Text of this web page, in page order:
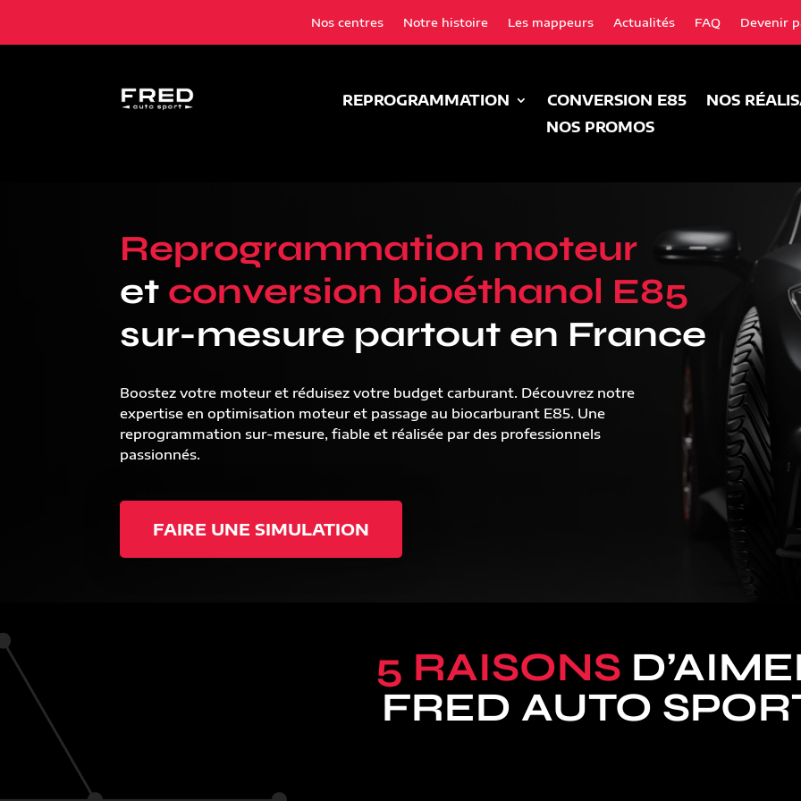
Nos centres Notre histoire Les mappeurs Actualités FAQ Devenir
REPROGRAMMATION CONVERSION E85
NOS
NOS PROMOS
Reprogrammation moteur
et conversion bioéthanol E85
sur-mesure partout en France
Boostez votre moteur et réduisez votre budget carburant. Découvrez notre
expertise en optimisation moteur et passage au biocarburant E85. Une
reprogrammation sur-mesure, fiable et réalisée par des professionnels
passionnés.
FAIRE UNE SIMULATION
5 RAISONS
FRED AUTO